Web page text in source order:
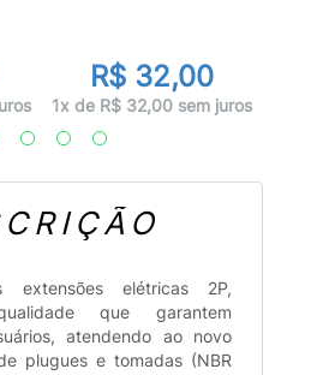
R$ 32,00
1x de R$ 32,00 sem juros
extensões elétricas 2P,
que garantem
atendendo ao novo
plugues e tomadas (NBR